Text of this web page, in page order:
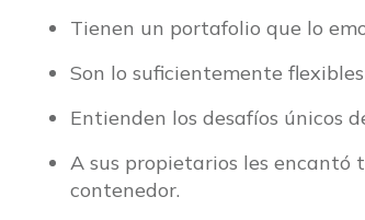
Tienen un portafolio que lo
Son lo suficientemente
Entienden los desafíos únicos
A sus propietarios les encantó
contenedor.